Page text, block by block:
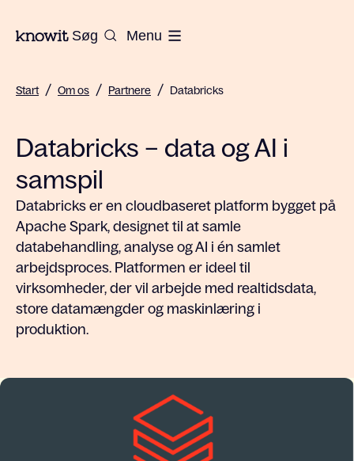
Til Knowits hjemmeside
Søg Menu
Start / Om os / Partnere / Databricks
Databricks – data og AI i
samspil
Databricks er en cloudbaseret platform bygget på
Apache Spark, designet til at samle
databehandling, analyse og AI i én samlet
arbejdsproces. Platformen er ideel til
virksomheder, der vil arbejde med realtidsdata,
store datamængder og maskinlæring i
produktion.